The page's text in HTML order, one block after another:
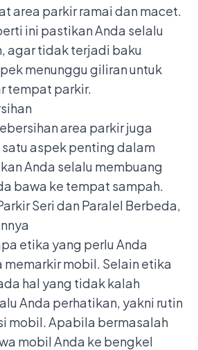
area parkir ramai dan macet.
ini pastikan Anda selalu
agar tidak terjadi baku
menunggu giliran untuk
tempat parkir.
area parkir juga
aspek penting dalam
Anda selalu membuang
bawa ke tempat sampah.
Seri dan Paralel Berbeda,
etika yang perlu Anda
mobil. Selain etika
hal yang tidak kalah
Anda perhatikan, yakni rutin
mobil. Apabila bermasalah
mobil Anda ke bengkel